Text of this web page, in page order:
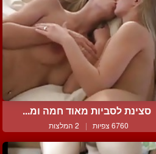
סצינת לסביות מאוד חמה ומ...
6760 צפיות | 2 המלצות